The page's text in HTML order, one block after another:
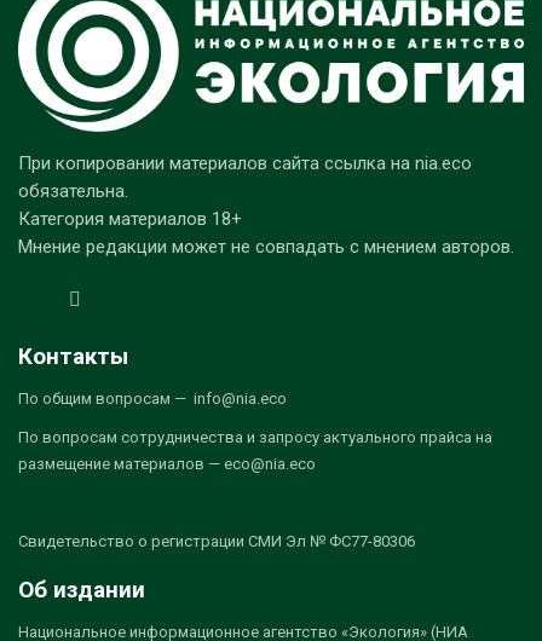
При копировании материалов сайта ссылка на nia.eco
обязательна.
Категория материалов 18+
Мнение редакции может не совпадать с мнением авторов.
Контакты
По общим вопросам — info@nia.eco
По вопросам сотрудничества и запросу актуального прайса на
размещение материалов — eco@nia.eco
Свидетельство о регистрации СМИ Эл № ФС77-80306
Об издании
Национальное информационное агентство «Экология» (НИА